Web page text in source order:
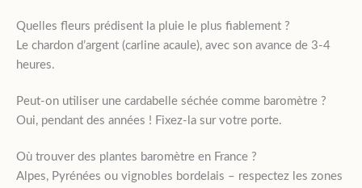
Quelles fleurs prédisent la pluie le plus fiablement ?
Le chardon d’argent (carline acaule), avec son avance de 3-4
heures.
Peut-on utiliser une cardabelle séchée comme baromètre ?
Oui, pendant des années ! Fixez-la sur votre porte.
Où trouver des plantes baromètre en France ?
Alpes, Pyrénées ou vignobles bordelais – respectez les zones